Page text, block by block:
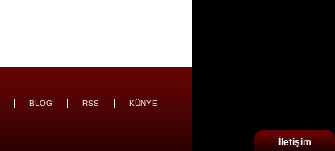
BLOG RSS KÜNYE
İletişim